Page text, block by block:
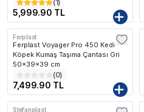
(1)
5,999.90 TL
Ferplast
Ferplast Voyager Pro 450 Kedi
Köpek Kumaş Taşıma Çantası Gri
50x39x39 cm
(0)
7,499.90 TL
Stefanplast